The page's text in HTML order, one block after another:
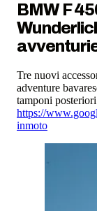
BMW F
Tre nuovi
adventure
tamponi posteriori
https://
inmoto